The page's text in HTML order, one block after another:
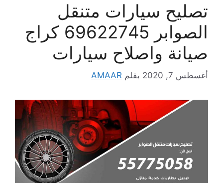
تصليح سيارات متنقل
الصوابر 69622745 كراج
صيانة واصلاح سيارات
أغسطس 7, 2020 بقلم AMAAR